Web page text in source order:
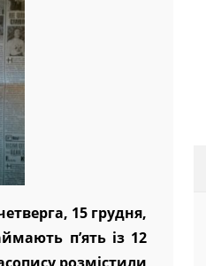
15 грудня,
п’ять із 12
розмістили